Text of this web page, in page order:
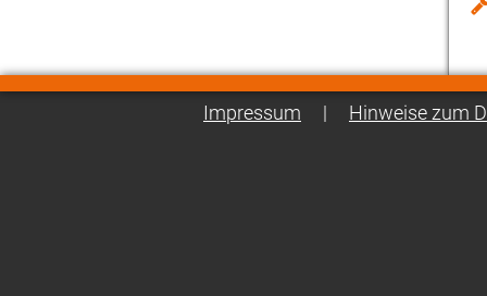
Impressum | Hinweise zum